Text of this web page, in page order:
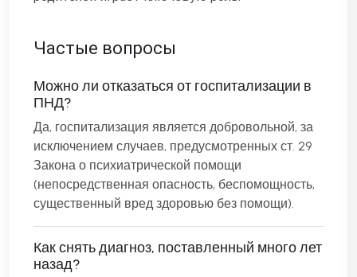
Частые вопросы
Можно ли отказаться от госпитализации в
ПНД?
Да, госпитализация является добровольной, за
исключением случаев, предусмотренных ст. 29
Закона о психиатрической помощи
(непосредственная опасность, беспомощность,
существенный вред здоровью без помощи).
Как снять диагноз, поставленный много лет
назад?